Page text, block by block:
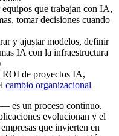
equipos que trabajan con IA,
tomar decisiones cuando
y ajustar modelos, definir
IA con la infraestructura
ROI de proyectos IA,
cambio organizacional
es un proceso continuo.
evolucionan y el
que invierten en